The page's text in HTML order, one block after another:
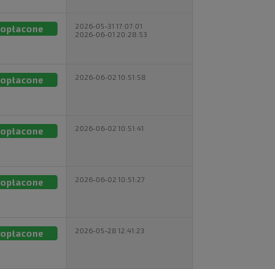
opłacone
2026-05-31 17:07:01
2026-06-01 20:28:53
opłacone 2026-06-02 10:51:58
opłacone 2026-06-02 10:51:41
opłacone 2026-06-02 10:51:27
opłacone 2026-05-28 12:41:23